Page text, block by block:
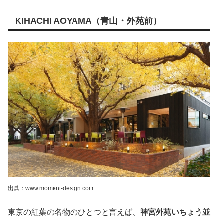
KIHACHI AOYAMA（青山・外苑前）
出典：www.moment-design.com
東京の紅葉の名物のひとつと言えば、 神宮外苑いちょう並